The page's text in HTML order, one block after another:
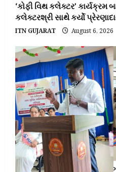
‘કોફી વિથ કલેક્ટર’ કાર્યક્રમ
કલેક્ટરશ્રી સાથે કર્યો
ITN GUJARAT August 6, 2026